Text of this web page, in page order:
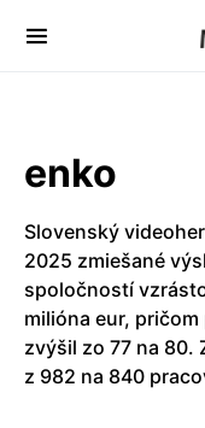
enko
Slovenský
2025 zmiešané
spoločností
milióna eur,
zvýšil zo 77 na 80.
z 982 na 840